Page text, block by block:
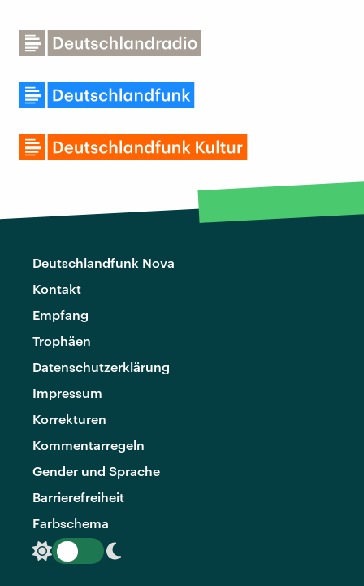
Deutschlandfunk Nova
Kontakt
Empfang
Trophäen
Datenschutzerklärung
Impressum
Korrekturen
Kommentarregeln
Gender und Sprache
Barrierefreiheit
Farbschema